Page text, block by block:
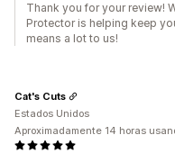
Thank you for your review!
Protector is helping keep
means a lot to us!
Cat's Cuts
Estados Unidos
Aproximadamente 14 horas